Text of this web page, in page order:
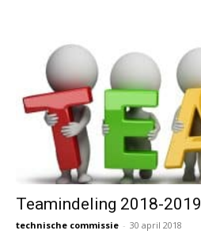
Teamindeling 2018-2019
technische commissie - 30 april 2018